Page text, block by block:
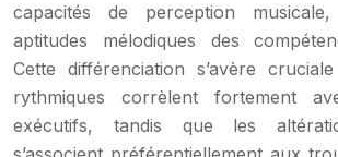
capacités de perception
aptitudes mélodiques des
Cette différenciation s’avère
rythmiques corrèlent fortement
exécutifs, tandis que les